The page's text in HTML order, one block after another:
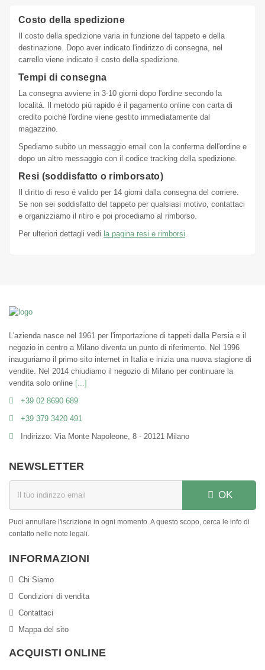
Costo della spedizione
Il costo della spedizione varia in funzione del tappeto e della
destinazione. Dopo aver indicato l'indirizzo di consegna, nel
carrello viene indicato il costo della spedizione.
Tempi di consegna
La consegna avviene in 3-10 giorni dopo l'ordine secondo la
localitá. Il metodo piú rapido é il pagamento online con carta di
credito poiché l'ordine viene gestito immediatamente dal
magazzino.
Spediamo subito un messaggio email con la conferma dell'ordine e
dopo un altro messaggio con il codice tracking della spedizione.
Resi (soddisfatto o rimborsato)
Il diritto di reso é valido per 14 giorni dalla consegna del corriere.
Se non sei soddisfatto del tappeto per qualsiasi motivo, contattaci
e organizziamo il ritiro e poi procediamo al rimborso.
Per ulteriori dettagli vedi la pagina resi e rimborsi.
L'azienda nasce nel 1961 per l'importazione di tappeti dalla Persia e il
negozio in centro a Milano diventa un punto di riferimento. Nel 1996
inauguriamo il primo sito internet in Italia e inizia una nuova stagione di
vendite. Nel 2014 chiudiamo il negozio di Milano per continuare la
vendita solo online [...]
+39 02 8690 689
+39 379 3420 491
Indirizzo: Via Monte Napoleone, 8 - 20121 Milano
NEWSLETTER
OK
Puoi annullare l'iscrizione in ogni momento. A questo scopo, cerca le info di
contatto nelle note legali.
INFORMAZIONI
Chi Siamo
Condizioni di vendita
Contattaci
Mappa del sito
ACQUISTI ONLINE